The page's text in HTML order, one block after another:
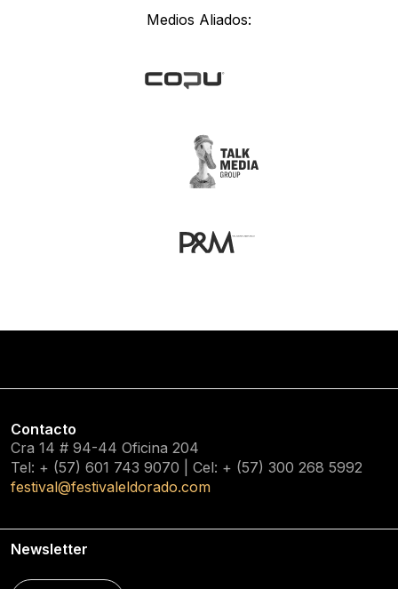
Medios Aliados:
Contacto
Cra 14 # 94-44 Oficina 204
Tel: + (57) 601 743 9070 | Cel: + (57) 300 268 5992
festival@festivaleldorado.com
Newsletter